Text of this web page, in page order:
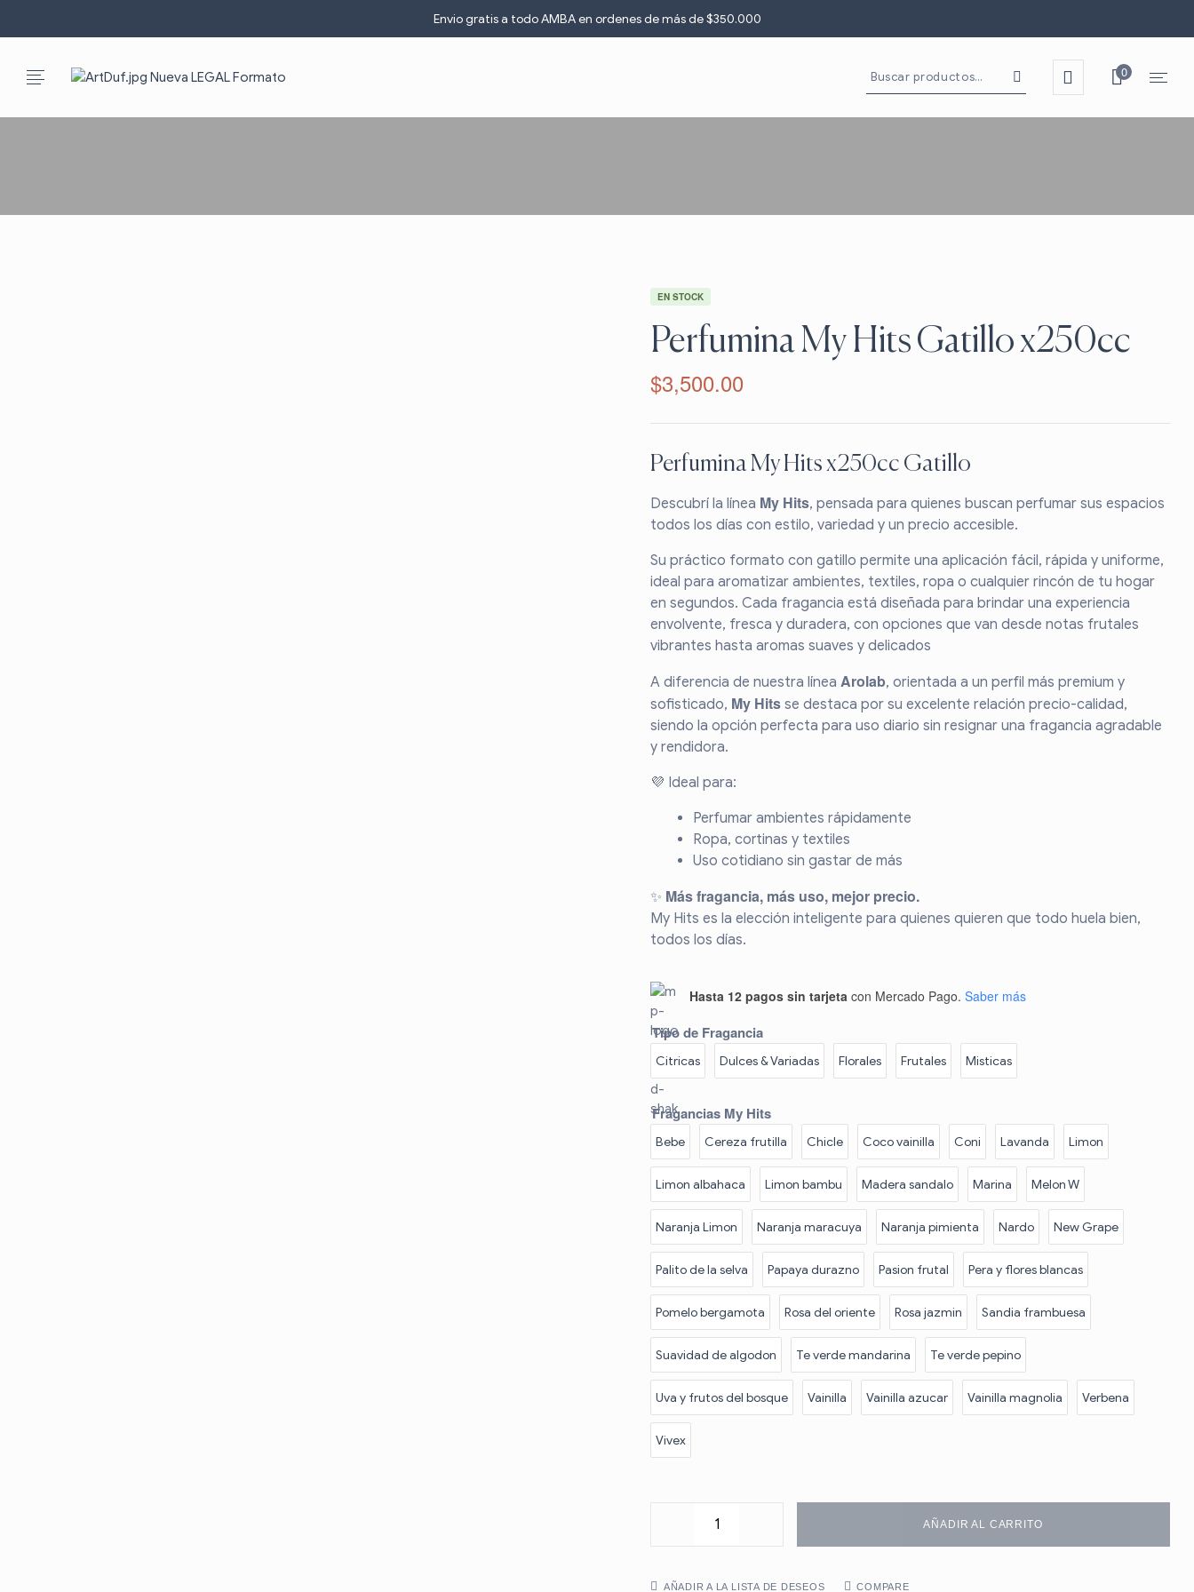
Envio gratis a todo AMBA en ordenes de más de $350.000
0
EN STOCK
Perfumina My Hits Gatillo x250cc
$3,500.00
Perfumina My Hits x250cc Gatillo
Descubrí la línea My Hits, pensada para quienes buscan perfumar sus espacios
todos los días con estilo, variedad y un precio accesible.
Su práctico formato con gatillo permite una aplicación fácil, rápida y uniforme,
ideal para aromatizar ambientes, textiles, ropa o cualquier rincón de tu hogar
en segundos. Cada fragancia está diseñada para brindar una experiencia
envolvente, fresca y duradera, con opciones que van desde notas frutales
vibrantes hasta aromas suaves y delicados
A diferencia de nuestra línea Arolab, orientada a un perfil más premium y
sofisticado, My Hits se destaca por su excelente relación precio-calidad,
siendo la opción perfecta para uso diario sin resignar una fragancia agradable
y rendidora.
💜 Ideal para:
Perfumar ambientes rápidamente
Ropa, cortinas y textiles
Uso cotidiano sin gastar de más
✨ Más fragancia, más uso, mejor precio.
My Hits es la elección inteligente para quienes quieren que todo huela bien,
todos los días.
Hasta 12 pagos sin tarjeta con Mercado Pago. Saber más
Tipo de Fragancia
Citricas Dulces & Variadas Florales Frutales Misticas
Fragancias My Hits
Bebe Cereza frutilla Chicle Coco vainilla Coni Lavanda Limon
Limon albahaca Limon bambu Madera sandalo Marina Melon W
Naranja Limon Naranja maracuya Naranja pimienta Nardo New Grape
Palito de la selva Papaya durazno Pasion frutal Pera y flores blancas
Pomelo bergamota Rosa del oriente Rosa jazmin Sandia frambuesa
Suavidad de algodon Te verde mandarina Te verde pepino
Uva y frutos del bosque Vainilla Vainilla azucar Vainilla magnolia Verbena
Vivex
AÑADIR AL CARRITO
AÑADIR A LA LISTA DE DESEOS COMPARE